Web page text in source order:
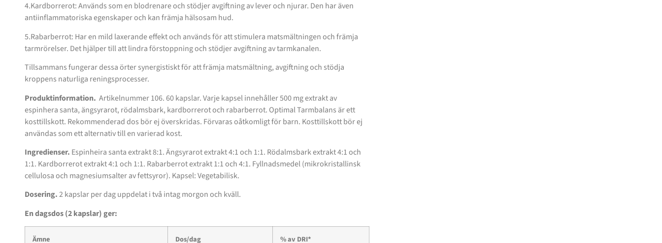
4.Kardborrerot: Används som en blodrenare och stödjer avgiftning av lever och njurar. Den har även
antiinflammatoriska egenskaper och kan främja hälsosam hud.
5.Rabarberrot: Har en mild laxerande effekt och används för att stimulera matsmältningen och främja
tarmrörelser. Det hjälper till att lindra förstoppning och stödjer avgiftning av tarmkanalen.
Tillsammans fungerar dessa örter synergistiskt för att främja matsmältning, avgiftning och stödja
kroppens naturliga reningsprocesser.
Produktinformation. Artikelnummer 106. 60 kapslar. Varje kapsel innehåller 500 mg extrakt av
espinhera santa, ängsyrarot, rödalmsbark, kardborrerot och rabarberrot. Optimal Tarmbalans är ett
kosttillskott. Rekommenderad dos bör ej överskridas. Förvaras oåtkomligt för barn. Kosttillskott bör ej
användas som ett alternativ till en varierad kost.
Ingredienser. Espinheira santa extrakt 8:1. Ängsyrarot extrakt 4:1 och 1:1. Rödalmsbark extrakt 4:1 och
1:1. Kardborrerot extrakt 4:1 och 1:1. Rabarberrot extrakt 1:1 och 4:1. Fyllnadsmedel (mikrokristallinsk
cellulosa och magnesiumsalter av fettsyror). Kapsel: Vegetabilisk.
Dosering.2 kapslar per dag uppdelat i två intag morgon och kväll.
En dagsdos (2 kapslar) ger:
Ämne Dos/dag % av DRI*